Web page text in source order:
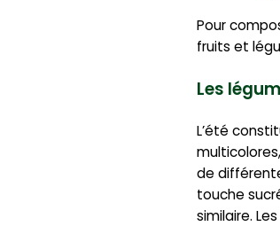
Pour
fruits et
Les
L’été
de
touche
similaire.